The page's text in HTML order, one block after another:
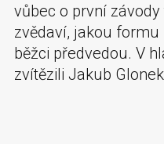
vůbec o první
zvědaví, jakou
běžci předvedou. V
zvítězili Jakub